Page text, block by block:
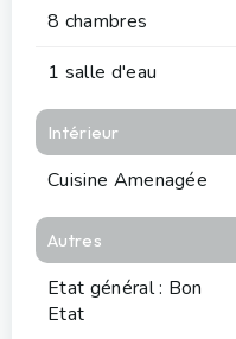
8 chambres
1 salle d'eau
Intérieur
Cuisine Amenagée
Autres
Etat général : Bon
Etat